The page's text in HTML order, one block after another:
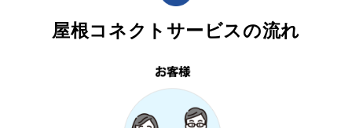
屋根コネクトサービスの流れ